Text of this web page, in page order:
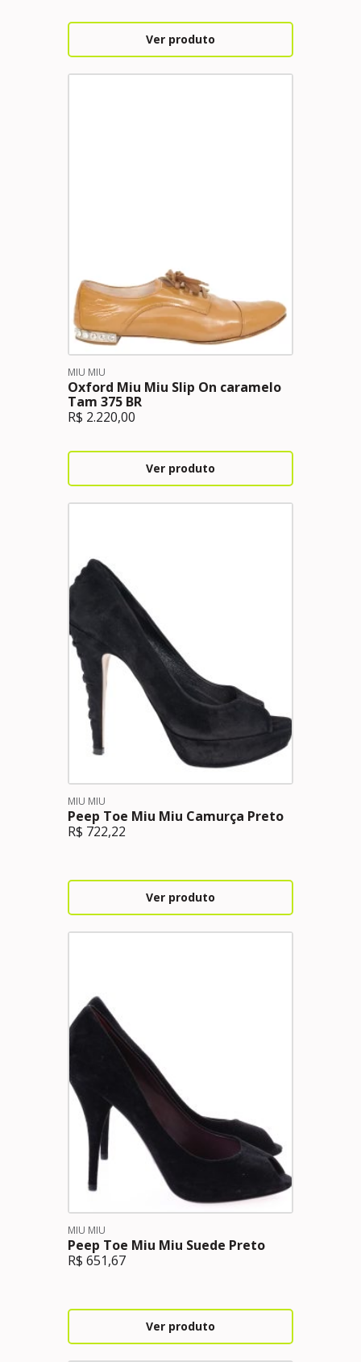
Ver produto
MIU MIU
Oxford Miu Miu Slip On caramelo
Tam 375 BR
R$ 2.220,00
Ver produto
MIU MIU
Peep Toe Miu Miu Camurça Preto
R$ 722,22
Ver produto
MIU MIU
Peep Toe Miu Miu Suede Preto
R$ 651,67
Ver produto